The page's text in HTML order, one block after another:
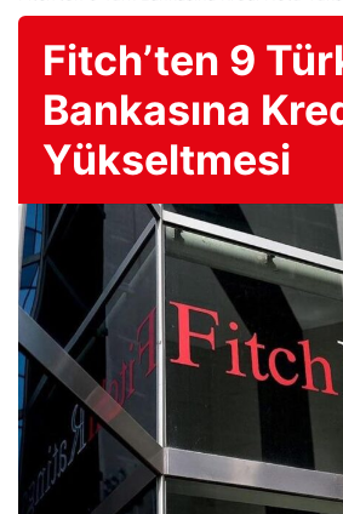
Fitch’ten 9
Bankasına
Yükseltmesi